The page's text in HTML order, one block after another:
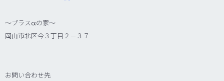
～プラスαの家～
岡山市北区今３丁目２－３７
お問い合わせ先